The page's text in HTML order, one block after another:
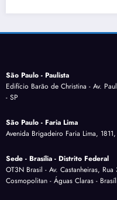
São Paulo - Paulista
Edifício Barão de Christina - Av.
- SP
São Paulo - Faria Lima
Avenida Brigadeiro Faria Lima,
Sede - Brasília - Distrito Federal
OT3N Brasil - Av. Castanheiras,
Cosmopolitan - Águas Claras -